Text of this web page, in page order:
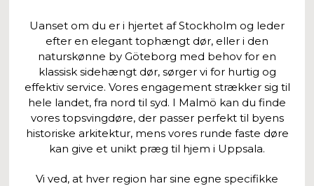
Uanset om du er i hjertet af Stockholm og leder
efter en elegant tophængt dør, eller i den
naturskønne by Göteborg med behov for en
klassisk sidehængt dør, sørger vi for hurtig og
effektiv service. Vores engagement strækker sig til
hele landet, fra nord til syd. I Malmö kan du finde
vores topsvingdøre, der passer perfekt til byens
historiske arkitektur, mens vores runde faste døre
kan give et unikt præg til hjem i Uppsala.
Vi ved, at hver region har sine egne specifikke